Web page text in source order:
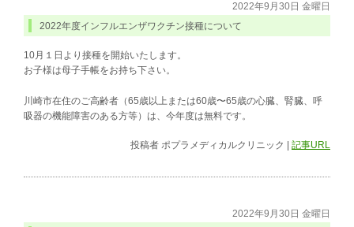
2022年9月30日 金曜日
2022年度インフルエンザワクチン接種について
10月１日より接種を開始いたします。
お子様は母子手帳をお持ち下さい。
川崎市在住のご高齢者（65歳以上または60歳〜65歳の心臓、腎臓、呼
吸器の機能障害のある方等）は、今年度は無料です。
投稿者 ポプラメディカルクリニック 記事URL
2022年9月30日 金曜日